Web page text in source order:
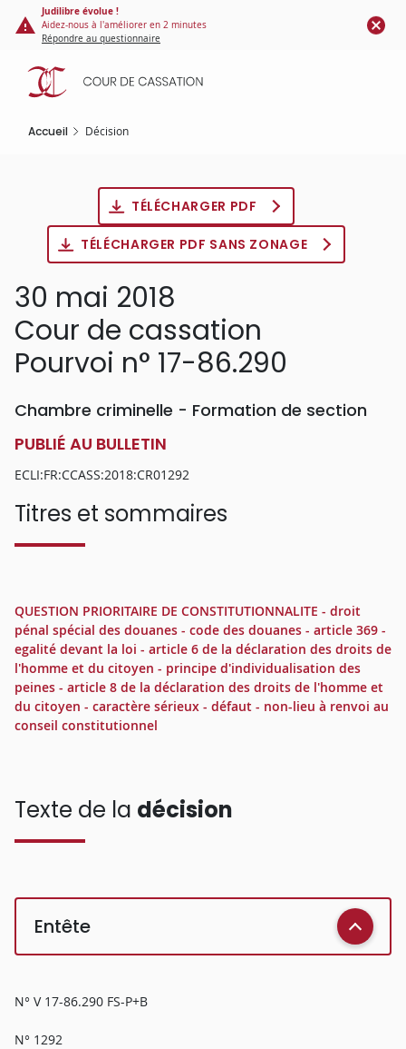
Panneau de gestion des cookies
contenu
principal
Judilibre évolue !
Aidez-nous à l'améliorer en 2 minutes
Répondre au questionnaire
Accueil Décision
TÉLÉCHARGER PDF
TÉLÉCHARGER PDF SANS ZONAGE
30 mai 2018
Cour de cassation
Pourvoi n° 17-86.290
Chambre criminelle - Formation de section
PUBLIÉ AU BULLETIN
ECLI:FR:CCASS:2018:CR01292
Titres et sommaires
QUESTION PRIORITAIRE DE CONSTITUTIONNALITE - droit
pénal spécial des douanes - code des douanes - article 369 -
egalité devant la loi - article 6 de la déclaration des droits de
l'homme et du citoyen - principe d'individualisation des
peines - article 8 de la déclaration des droits de l'homme et
du citoyen - caractère sérieux - défaut - non-lieu à renvoi au
conseil constitutionnel
Texte de la décision
Entête
N° V 17-86.290 FS-P+B
N° 1292